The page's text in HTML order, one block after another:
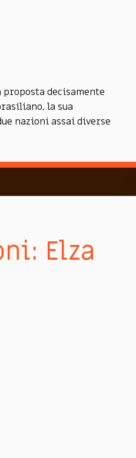
proposta decisamente
la sua
nazioni assai diverse
Elza